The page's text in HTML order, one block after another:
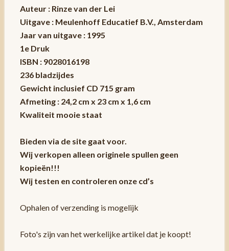
Auteur : Rinze van der Lei
Uitgave : Meulenhoff Educatief B.V., Amsterdam
Jaar van uitgave : 1995
1e Druk
ISBN : 9028016198
236 bladzijdes
Gewicht inclusief CD 715 gram
Afmeting : 24,2 cm x 23 cm x 1,6 cm
Kwaliteit mooie staat
Bieden via de site gaat voor.
Wij verkopen alleen originele spullen geen
kopieën!!!
Wij testen en controleren onze cd’s
Ophalen of verzending is mogelijk
Foto's zijn van het werkelijke artikel dat je koopt!